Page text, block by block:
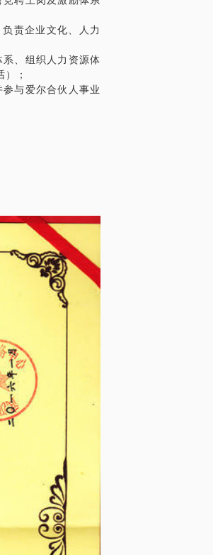
责企业文化、人力
、组织人力资源体
；
与爱尔合伙人事业